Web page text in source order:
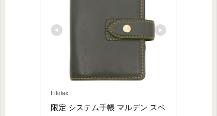
Filofax
限定 システム手帳 マルデン スペ